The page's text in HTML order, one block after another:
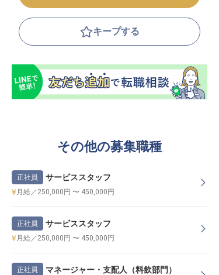
キープする
その他の募集職種
正社員 サービススタッフ
月給／250,000円 〜 450,000円
正社員 サービススタッフ
月給／250,000円 〜 450,000円
正社員 マネージャー・支配人（料飲部門）